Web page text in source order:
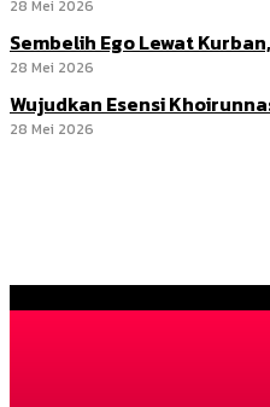
28 Mei 2026
Sembelih Ego Lewat
28 Mei 2026
Wujudkan Esensi
28 Mei 2026